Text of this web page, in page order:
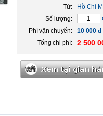
Từ:
Hồ Chí
Số lượng:
Phí vận chuyển:
10 000 đ
Tổng chi phí:
2 500